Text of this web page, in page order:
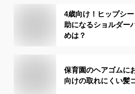
4歳向け！ヒップシ
助になるショルダー
めは？
保育園のヘアゴムに
向けの取れにくい髪